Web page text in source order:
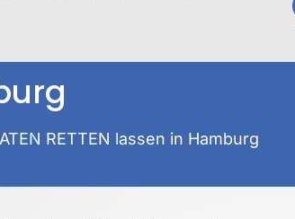
RETTEN lassen in Hamburg